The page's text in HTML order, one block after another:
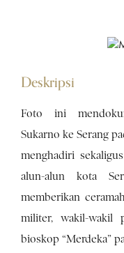
Deskripsi
Foto ini
Sukarno ke Serang
menghadiri
alun-alun kota
memberikan
militer, wakil-wakil
bioskop “Merdeka”